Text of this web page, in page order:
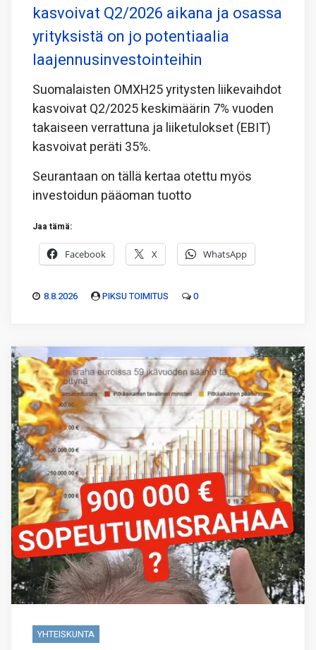
kasvoivat Q2/2026 aikana ja osassa
yrityksistä on jo potentiaalia
laajennusinvestointeihin
Suomalaisten OMXH25 yritysten liikevaihdot
kasvoivat Q2/2025 keskimäärin 7% vuoden
takaiseen verrattuna ja liiketulokset (EBIT)
kasvoivat peräti 35%.
Seurantaan on tällä kertaa otettu myös
investoidun pääoman tuotto
Jaa tämä:
Facebook X WhatsApp
8.8.2026 PIKSU TOIMITUS 0
YHTEISKUNTA